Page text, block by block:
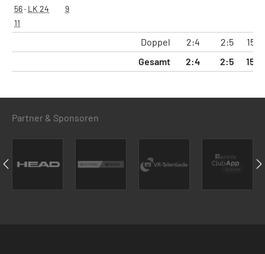
56· LK 24
11
9
Doppel 2:4 2:5
Gesamt
2:4 2:5
Partner & Sponsoren